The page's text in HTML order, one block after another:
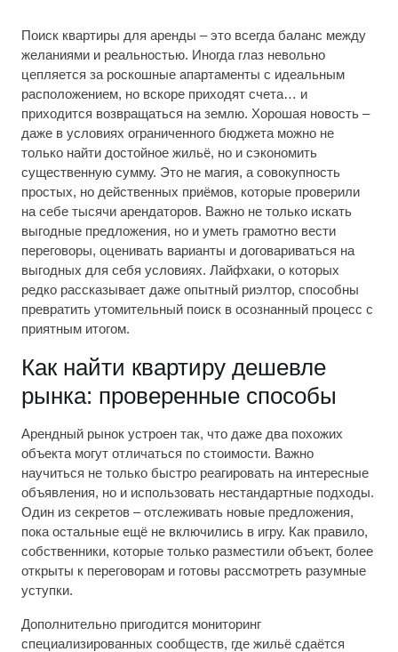
Поиск квартиры для аренды – это всегда баланс между
желаниями и реальностью. Иногда глаз невольно
цепляется за роскошные апартаменты с идеальным
расположением, но вскоре приходят счета… и
приходится возвращаться на землю. Хорошая новость –
даже в условиях ограниченного бюджета можно не
только найти достойное жильё, но и сэкономить
существенную сумму. Это не магия, а совокупность
простых, но действенных приёмов, которые проверили
на себе тысячи арендаторов. Важно не только искать
выгодные предложения, но и уметь грамотно вести
переговоры, оценивать варианты и договариваться на
выгодных для себя условиях. Лайфхаки, о которых
редко рассказывает даже опытный риэлтор, способны
превратить утомительный поиск в осознанный процесс с
приятным итогом.
Как найти квартиру дешевле
рынка: проверенные способы
Арендный рынок устроен так, что даже два похожих
объекта могут отличаться по стоимости. Важно
научиться не только быстро реагировать на интересные
объявления, но и использовать нестандартные подходы.
Один из секретов – отслеживать новые предложения,
пока остальные ещё не включились в игру. Как правило,
собственники, которые только разместили объект, более
открыты к переговорам и готовы рассмотреть разумные
уступки.
Дополнительно пригодится мониторинг
специализированных сообществ, где жильё сдаётся